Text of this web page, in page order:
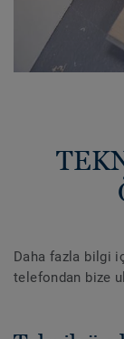
Daha fazla bilgi
telefondan bize